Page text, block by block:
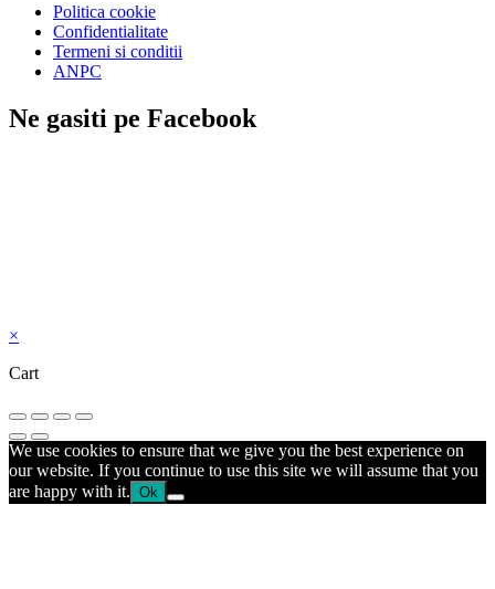
Politica cookie
Confidentialitate
Termeni si conditii
ANPC
Ne gasiti pe Facebook
×
Cart
We use cookies to ensure that we give you the best experience on
our website. If you continue to use this site we will assume that you
are happy with it. Ok